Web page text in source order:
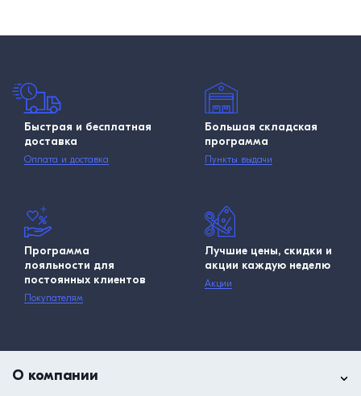
Быстрая и бесплатная
доставка
Оплата и доставка
Большая складская
программа
Пункты выдачи
Программа
лояльности для
постоянных клиентов
Покупателям
Лучшие цены, скидки и
акции каждую неделю
Акции
О компании